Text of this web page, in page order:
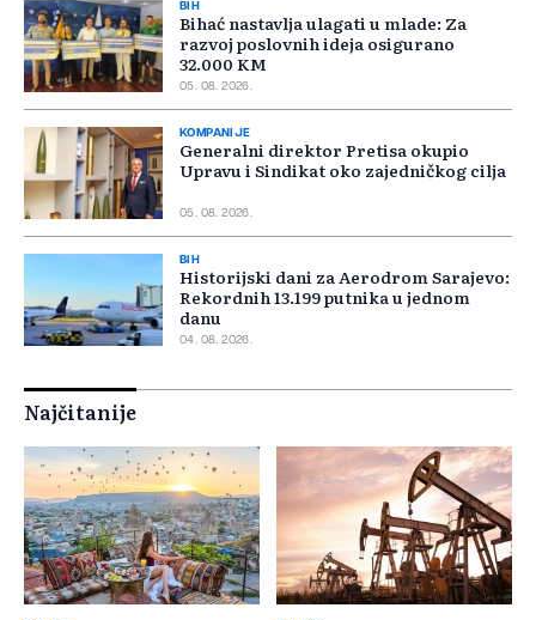
BIH
Bihać nastavlja ulagati u mlade: Za
razvoj poslovnih ideja osigurano
32.000 KM
05. 08. 2026.
KOMPANIJE
Generalni direktor Pretisa okupio
Upravu i Sindikat oko zajedničkog cilja
05. 08. 2026.
BIH
Historijski dani za Aerodrom Sarajevo:
Rekordnih 13.199 putnika u jednom
danu
04. 08. 2026.
Najčitanije